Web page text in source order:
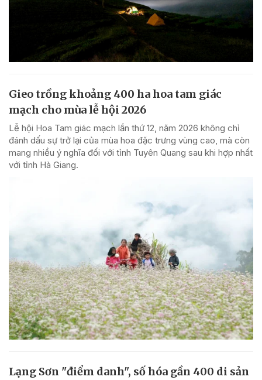
Gieo trồng khoảng 400 ha hoa tam giác
mạch cho mùa lễ hội 2026
Lễ hội Hoa Tam giác mạch lần thứ 12, năm 2026 không chỉ
đánh dấu sự trở lại của mùa hoa đặc trưng vùng cao, mà còn
mang nhiều ý nghĩa đối với tỉnh Tuyên Quang sau khi hợp nhất
với tỉnh Hà Giang.
Lạng Sơn "điểm danh", số hóa gần 400 di sản